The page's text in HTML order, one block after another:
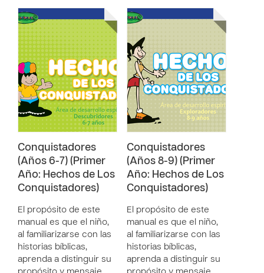
Conquistadores
(Años 6-7) (Primer
Año: Hechos de Los
Conquistadores)
El propósito de este
manual es que el niño,
al familiarizarse con las
historias bíblicas,
aprenda a distinguir su
Conquistadores
(Años 8-9) (Primer
Año: Hechos de Los
Conquistadores)
El propósito de este
manual es que el niño,
al familiarizarse con las
historias bíblicas,
aprenda a distinguir su